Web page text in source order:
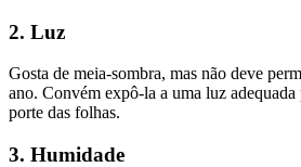
2. Luz
Gosta de meia-sombra, mas não deve
ano. Convém expô-la a uma luz adequada
porte das folhas.
3. Humidade